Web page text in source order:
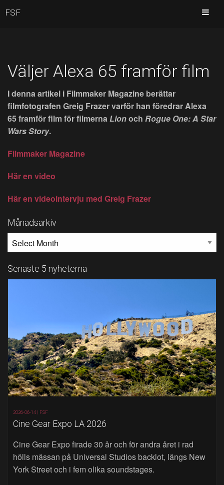
Väljer Alexa 65 framför film
I denna artikel i Filmmaker Magazine berättar
filmfotografen Greig Frazer varför han föredrar Alexa
65 framför film för filmernaLionoch Rogue One: A Star
Wars Story.
Filmmaker Magazine
Här en video
Här en videointervju med Greig Frazer
Månadsarkiv
Senaste 5 nyheterna
2026-06-14 | FSF
Cine Gear Expo LA 2026
Cine Gear Expo firade 30 år och för andra året i rad
hölls mässan på Universal Studios backlot, längs New
York Street och i fem olika soundstages.
FSF